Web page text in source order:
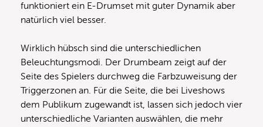
funktioniert ein E-Drumset mit guter Dynamik aber
natürlich viel besser.
Wirklich hübsch sind die unterschiedlichen
Beleuchtungsmodi. Der Drumbeam zeigt auf der
Seite des Spielers durchweg die Farbzuweisung der
Triggerzonen an. Für die Seite, die bei Liveshows
dem Publikum zugewandt ist, lassen sich jedoch vier
unterschiedliche Varianten auswählen, die mehr